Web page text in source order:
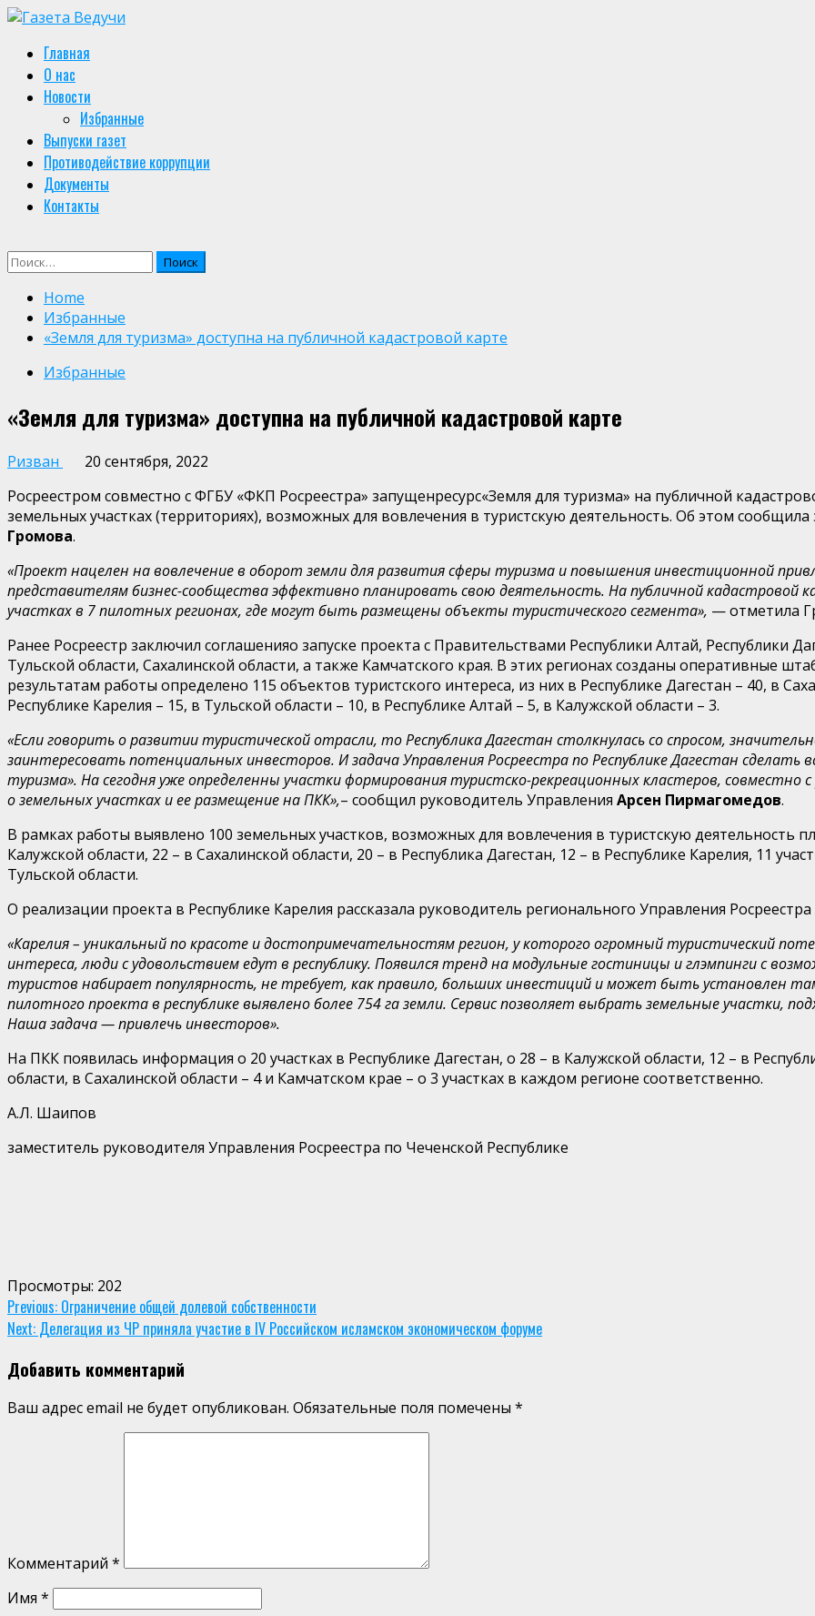
Skip
content
Primary
Menu
Главная
О нас
Новости
Избранные
Выпуски газет
Противодействие коррупции
Документы
Контакты
Найти:
Home
Избранные
«Земля для туризма» доступна на публичной кадастровой карте
Избранные
«Земля для туризма» доступна на публичной кадастровой карте
Ризван
20 сентября, 2022
Росреестром совместно с ФГБУ «ФКП Росреестра» запущенресурс«Земля для туризма» на публичной
земельных участках (территориях), возможных для вовлечения в туристскую деятельность. Об этом
Громова.
«Проект нацелен на вовлечение в оборот земли для развития сферы туризма и повышения инвестиционной
представителям бизнес-сообщества эффективно планировать свою деятельность. На публичной кадастровой
участках в 7 пилотных регионах, где могут быть размещены объекты туристического сегмента», — отметила
Ранее Росреестр заключил соглашенияо запуске проекта с Правительствами Республики Алтай, Республики
Тульской области, Сахалинской области, а также Камчатского края. В этих регионах созданы оперативные
результатам работы определено 115 объектов туристского интереса, из них в Республике Дагестан – 40, в
Республике Карелия – 15, в Тульской области – 10, в Республике Алтай – 5, в Калужской области – 3.
«Если говорить о развитии туристической отрасли, то Республика Дагестан столкнулась со спросом,
заинтересовать потенциальных инвесторов. И задача Управления Росреестра по Республике Дагестан сделать
туризма». На сегодня уже определенны участки формирования туристско-рекреационных кластеров,
о земельных участках и ее размещение на ПКК»,– сообщил руководитель Управления Арсен Пирмагомедов.
В рамках работы выявлено 100 земельных участков, возможных для вовлечения в туристскую деятельность
Калужской области, 22 – в Сахалинской области, 20 – в Республика Дагестан, 12 – в Республике Карелия, 11
Тульской области.
О реализации проекта в Республике Карелия рассказала руководитель регионального Управления Росреестра
«Карелия – уникальный по красоте и достопримечательностям регион, у которого огромный туристический
интереса, люди с удовольствием едут в республику. Появился тренд на модульные гостиницы и глэмпинги с
туристов набирает популярность, не требует, как правило, больших инвестиций и может быть установлен
пилотного проекта в республике выявлено более 754 га земли. Сервис позволяет выбрать земельные участки,
Наша задача — привлечь инвесторов».
На ПКК появилась информация о 20 участках в Республике Дагестан, о 28 – в Калужской области, 12 – в
области, в Сахалинской области – 4 и Камчатском крае – о 3 участках в каждом регионе соответственно.
А.Л. Шаипов
заместитель руководителя Управления Росреестра по Чеченской Республике
Просмотры: 202
Continue
Reading
Previous: Ограничение общей долевой собственности
Next: Делегация из ЧР приняла участие в IV Российском исламском экономическом форуме
Добавить комментарий
Ваш адрес email не будет опубликован. Обязательные поля помечены *
Комментарий *
Имя *